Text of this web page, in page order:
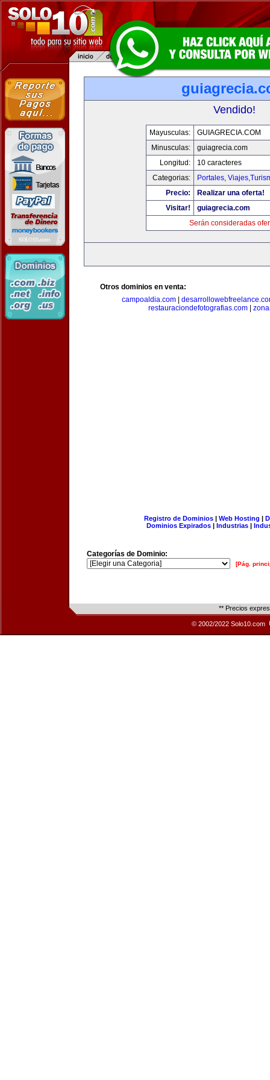
Vendido!
Mayusculas:
GUIAGRECIA.COM
Minusculas:
guiagrecia.com
Longitud:
10 caracteres
Categorias:
Portales,
Precio:
Realizar una oferta!
Visitar!
guiagrecia.com
Serán consideradas
Otros dominios en venta:
campoaldia.com
restauraciondefotografias.com|
Registro de Dominios| Web Hosting |
Dominios Expirados | Industrias |
Categorías de Dominio:
[Pág.
** Precios
© 2002/2022 Solo10.com